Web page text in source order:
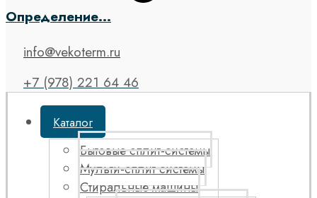
Определение...
info@vekoterm.ru
+7 (978) 221 64 46
Каталог
Бытовые сплит-системы
Мульти-сплит системы
Стиральные машины